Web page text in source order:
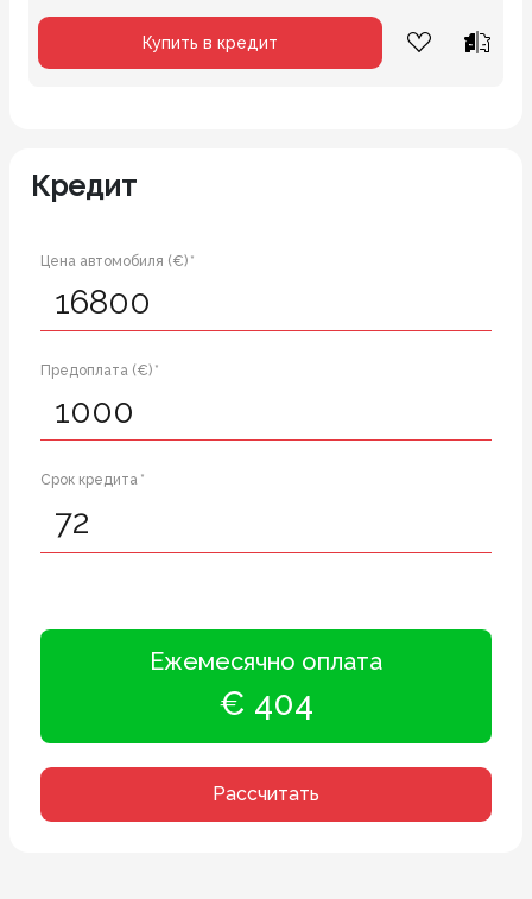
Купить в кредит
Кредит
Цена автомобиля (€) *
Предоплата (€) *
Срок кредита *
Ежемесячно оплата
€ 404
Рассчитать